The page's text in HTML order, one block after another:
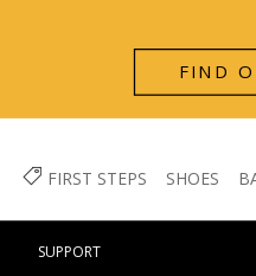
FIRST STEPS SHOES
FIND
SUPPORT